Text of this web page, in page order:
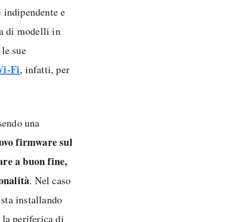
e
di modelli in
sue
Fi, infatti, per
una
firmware sul
a buon fine,
. Nel caso
installando
la periferica di